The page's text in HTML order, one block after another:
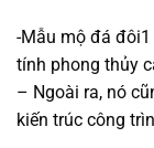
-Mẫu mộ đá
tính phong thủy
– Ngoài ra, nó
kiến trúc công